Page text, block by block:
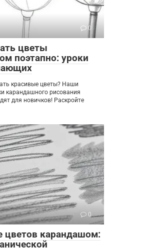
0
цветы
поэтапно: уроки
красивые цветы? Наши
карандашного рисования
для новичков! Раскройте
0
цветов карандашом: